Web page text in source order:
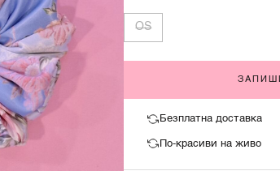
OS
Безплатна доставка
По-красиви на живо